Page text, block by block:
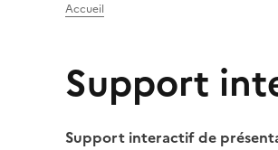
Accueil
Support
Support interactif de